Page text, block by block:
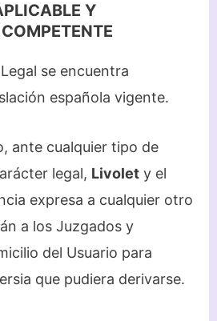
Y
se encuentra
española vigente.
ante cualquier tipo de
legal, Livolety el
expresa a cualquier otro
a los Juzgados y
del Usuario para
que pudiera derivarse.